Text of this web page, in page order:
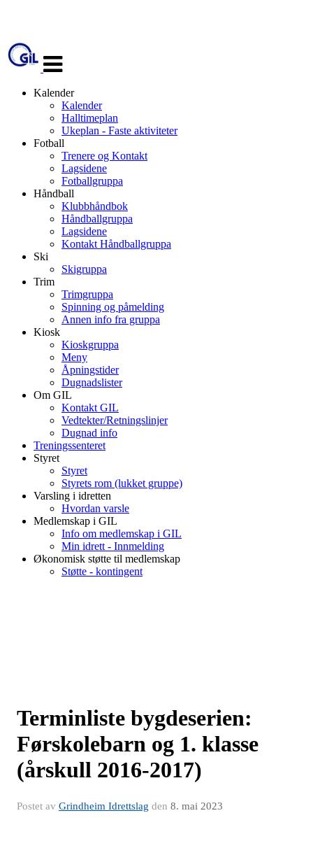
navigasjon
Kalender
Kalender
Halltimeplan
Ukeplan - Faste aktiviteter
Fotball
Trenere og Kontakt
Lagsidene
Fotballgruppa
Håndball
Klubbhåndbok
Håndballgruppa
Lagsidene
Kontakt Håndballgruppa
Ski
Skigruppa
Trim
Trimgruppa
Spinning og påmelding
Annen info fra gruppa
Kiosk
Kioskgruppa
Meny
Åpningstider
Dugnadslister
Om GIL
Kontakt GIL
Vedtekter/Retningslinjer
Dugnad info
Treningssenteret
Styret
Styret
Styrets rom (lukket gruppe)
Varsling i idretten
Hvordan varsle
Medlemskap i GIL
Info om medlemskap i GIL
Min idrett - Innmelding
Økonomisk støtte til medlemskap
Støtte - kontingent
Terminliste bygdeserien:
Førskolebarn og 1. klasse
(årskull 2016-2017)
Postet av Grindheim Idrettslag den 8. mai 2023